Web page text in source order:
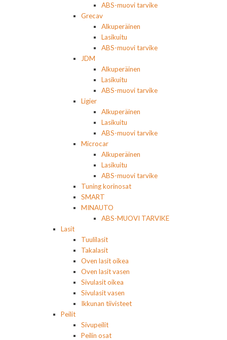
ABS-muovi tarvike
Grecav
Alkuperäinen
Lasikuitu
ABS-muovi tarvike
JDM
Alkuperäinen
Lasikuitu
ABS-muovi tarvike
Ligier
Alkuperäinen
Lasikuitu
ABS-muovi tarvike
Microcar
Alkuperäinen
Lasikuitu
ABS-muovi tarvike
Tuning korinosat
SMART
MINAUTO
ABS-MUOVI TARVIKE
Lasit
Tuulilasit
Takalasit
Oven lasit oikea
Oven lasit vasen
Sivulasit oikea
Sivulasit vasen
Ikkunan tiivisteet
Peilit
Sivupeilit
Peilin osat